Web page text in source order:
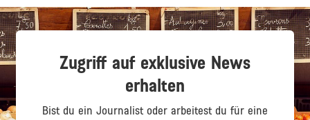
Zugriff auf exklusive News
erhalten
Bist du ein Journalist oder arbeitest du für eine